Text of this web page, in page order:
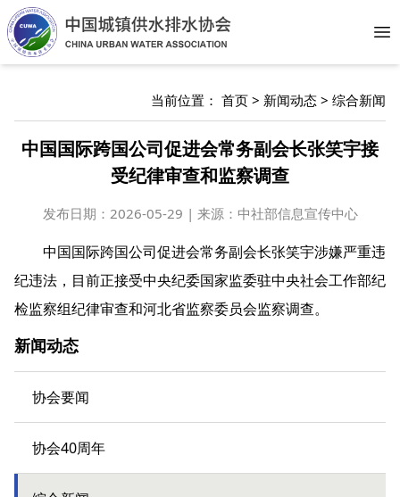
新闻动态
协会要闻
协会40周年
当前位置： 首页 > 新闻动态 > 综合新闻
中国国际跨国公司促进会常务副会长张笑宇接
受纪律审查和监察调查
发布日期： 2026-05-29 | 来源：中社部信息宣传中心
中国国际跨国公司促进会常务副会长张笑宇涉嫌严重违
纪违法，目前正接受中央纪委国家监委驻中央社会工作部纪
检监察组纪律审查和河北省监察委员会监察调查。